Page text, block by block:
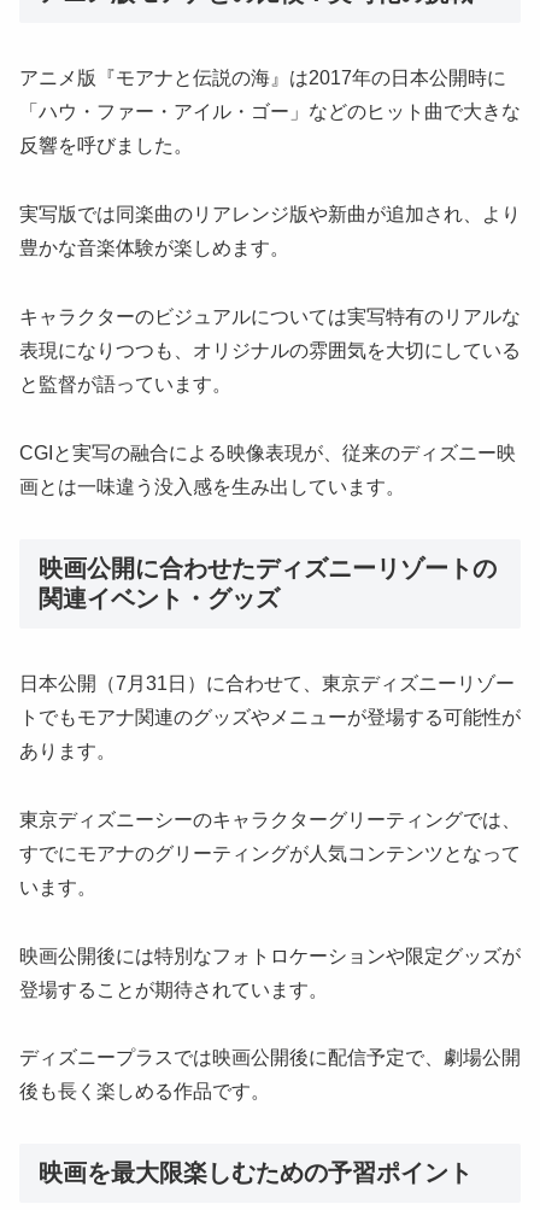
アニメ版『モアナと伝説の海』は2017年の日本公開時に
「ハウ・ファー・アイル・ゴー」などのヒット曲で大きな
反響を呼びました。
実写版では同楽曲のリアレンジ版や新曲が追加され、より
豊かな音楽体験が楽しめます。
キャラクターのビジュアルについては実写特有のリアルな
表現になりつつも、オリジナルの雰囲気を大切にしている
と監督が語っています。
CGIと実写の融合による映像表現が、従来のディズニー映
画とは一味違う没入感を生み出しています。
映画公開に合わせたディズニーリゾートの
関連イベント・グッズ
日本公開（7月31日）に合わせて、東京ディズニーリゾー
トでもモアナ関連のグッズやメニューが登場する可能性が
あります。
東京ディズニーシーのキャラクターグリーティングでは、
すでにモアナのグリーティングが人気コンテンツとなって
います。
映画公開後には特別なフォトロケーションや限定グッズが
登場することが期待されています。
ディズニープラスでは映画公開後に配信予定で、劇場公開
後も長く楽しめる作品です。
映画を最大限楽しむための予習ポイント